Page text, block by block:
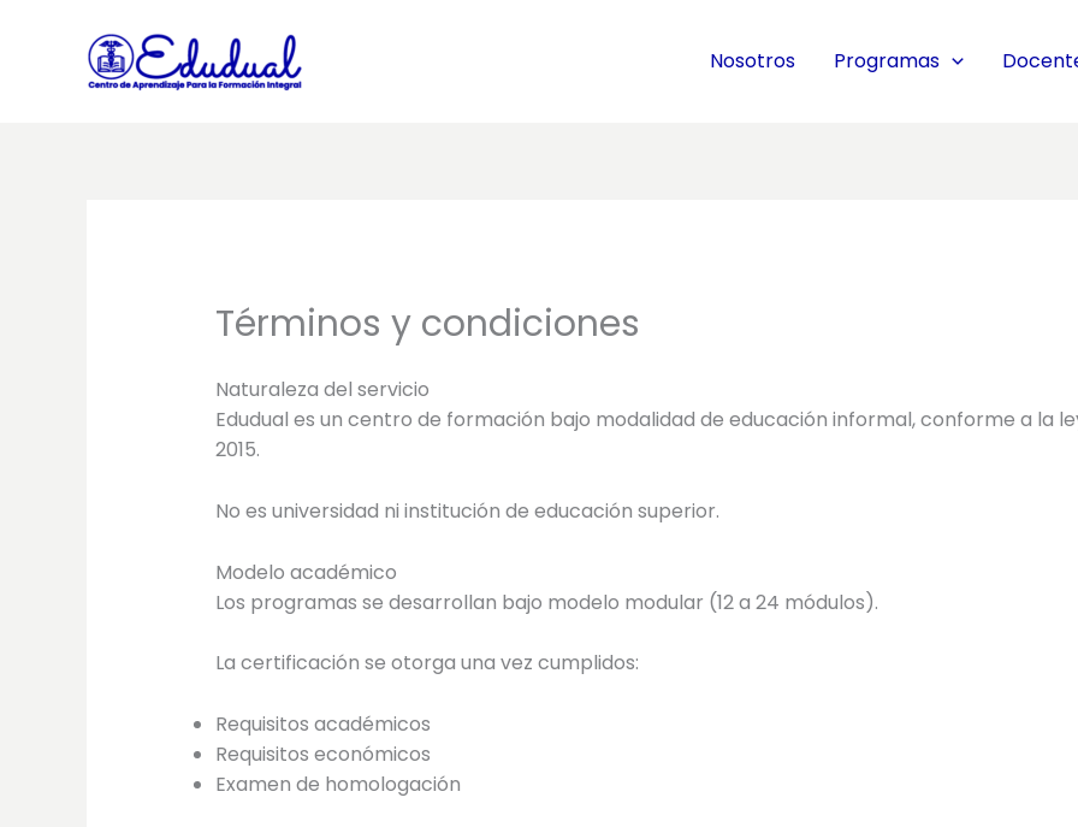
contenido
Nosotros Programas
Términos y condiciones
Naturaleza del servicio
Edudual es un centro de formación bajo modalidad de educación informal, conforme a la
2015.
No es universidad ni institución de educación superior.
Modelo académico
Los programas se desarrollan bajo modelo modular (12 a 24 módulos).
La certificación se otorga una vez cumplidos:
Requisitos académicos
Requisitos económicos
Examen de homologación